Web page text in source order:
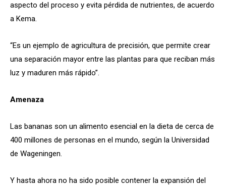
aspecto del proceso y evita pérdida de nutrientes, de acuerdo
a Kema.
“Es un ejemplo de agricultura de precisión, que permite crear
una separación mayor entre las plantas para que reciban más
luz y maduren más rápido”.
Amenaza
Las bananas son un alimento esencial en la dieta de cerca de
400 millones de personas en el mundo, según la Universidad
de Wageningen.
Y hasta ahora no ha sido posible contener la expansión del